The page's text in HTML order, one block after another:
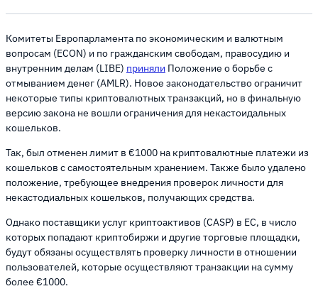
Комитеты Европарламента по экономическим и валютным
вопросам (ECON) и по гражданским свободам, правосудию и
внутренним делам (LIBE) приняли Положение о борьбе с
отмыванием денег (AMLR). Новое законодательство ограничит
некоторые типы криптовалютных транзакций, но в финальную
версию закона не вошли ограничения для некастоидальных
кошельков.
Так, был отменен лимит в €1000 на криптовалютные платежи из
кошельков с самостоятельным хранением. Также было удалено
положение, требующее внедрения проверок личности для
некастодиальных кошельков, получающих средства.
Однако поставщики услуг криптоактивов (CASP) в ЕС, в число
которых попадают криптобиржи и другие торговые площадки,
будут обязаны осуществлять проверку личности в отношении
пользователей, которые осуществляют транзакции на сумму
более €1000.